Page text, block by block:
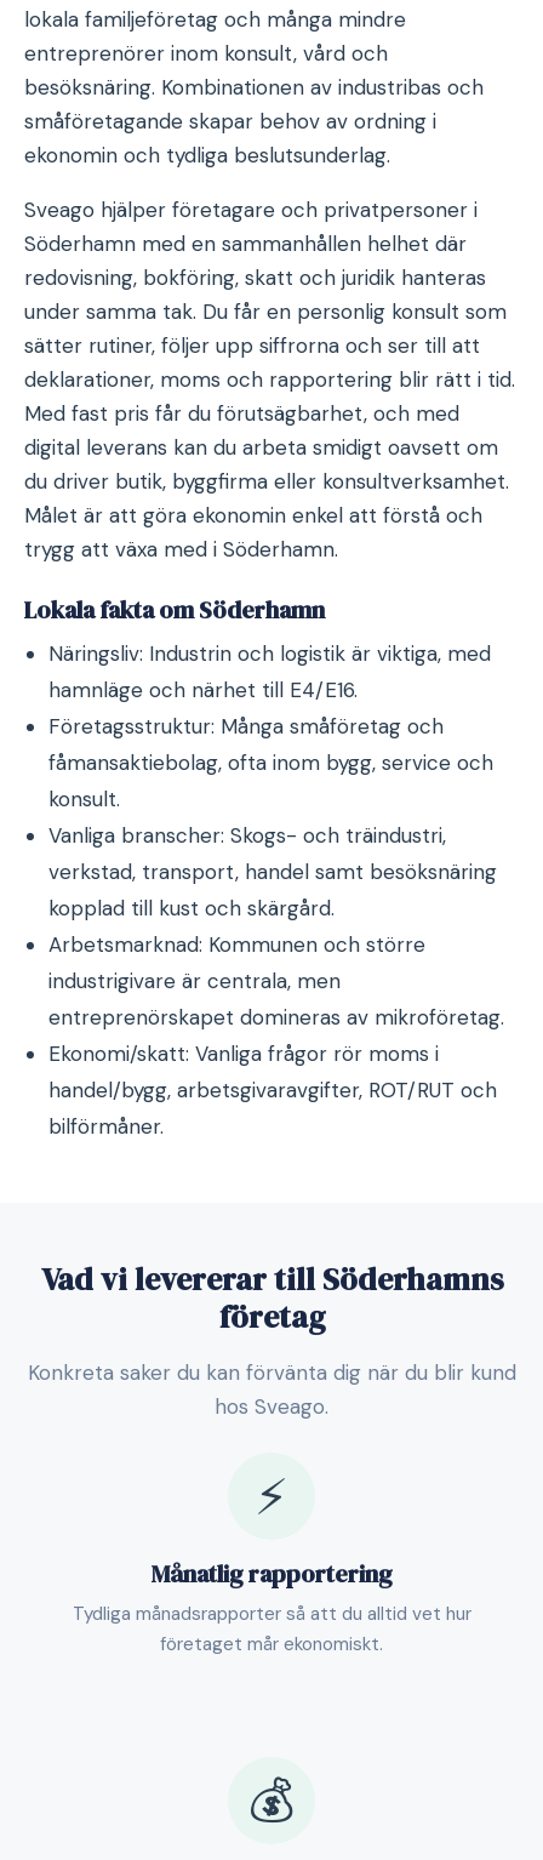
lokala familjeföretag och många mindre
entreprenörer inom konsult, vård och
besöksnäring. Kombinationen av industribas och
småföretagande skapar behov av ordning i
ekonomin och tydliga beslutsunderlag.
Sveago hjälper företagare och privatpersoner i
Söderhamn med en sammanhållen helhet där
redovisning, bokföring, skatt och juridik hanteras
under samma tak. Du får en personlig konsult som
sätter rutiner, följer upp siffrorna och ser till att
deklarationer, moms och rapportering blir rätt i tid.
Med fast pris får du förutsägbarhet, och med
digital leverans kan du arbeta smidigt oavsett om
du driver butik, byggfirma eller konsultverksamhet.
Målet är att göra ekonomin enkel att förstå och
trygg att växa med i Söderhamn.
Lokala fakta om Söderhamn
Näringsliv: Industrin och logistik är viktiga, med
hamnläge och närhet till E4/E16.
Företagsstruktur: Många småföretag och
fåmansaktiebolag, ofta inom bygg, service och
konsult.
Vanliga branscher: Skogs- och träindustri,
verkstad, transport, handel samt besöksnäring
kopplad till kust och skärgård.
Arbetsmarknad: Kommunen och större
industrigivare är centrala, men
entreprenörskapet domineras av mikroföretag.
Ekonomi/skatt: Vanliga frågor rör moms i
handel/bygg, arbetsgivaravgifter, ROT/RUT och
bilförmåner.
Vad vi levererar till Söderhamns
företag
Konkreta saker du kan förvänta dig när du blir kund
hos Sveago.
⚡
Månatlig rapportering
Tydliga månadsrapporter så att du alltid vet hur
företaget mår ekonomiskt.
💰